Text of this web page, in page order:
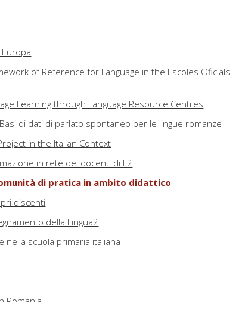
of Reference for Language in the Escoles Oficials
Learning through Language Resource Centres
Basi di dati di parlato spontaneo per le lingue romanze
in the Italian Context
in rete dei docenti di L2
di pratica in ambito didattico
discenti
della Lingua2
nella scuola primaria italiana
Romania